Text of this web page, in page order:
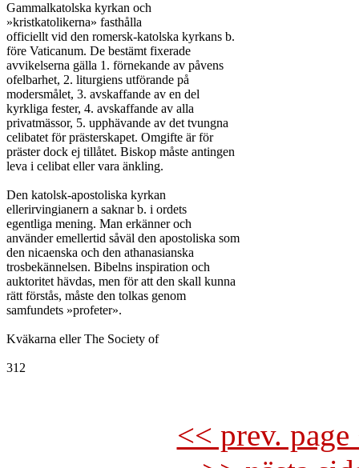
Gammalkatolska kyrkan och
»kristkatolikerna» fasthålla
officiellt vid den romersk-katolska kyrkans b.
före Vaticanum. De bestämt fixerade
avvikelserna gälla 1. förnekande av påvens
ofelbarhet, 2. liturgiens utförande på
modersmålet, 3. avskaffande av en del
kyrkliga fester, 4. avskaffande av alla
privatmässor, 5. upphävande av det tvungna
celibatet för prästerskapet. Omgifte är för
präster dock ej tillåtet. Biskop måste antingen
leva i celibat eller vara änkling.
Den katolsk-apostoliska kyrkan
ellerirvingianern a saknar b. i ordets
egentliga mening. Man erkänner och
använder emellertid såväl den apostoliska som
den nicaenska och den athanasianska
trosbekännelsen. Bibelns inspiration och
auktoritet hävdas, men för att den skall kunna
rätt förstås, måste den tolkas genom
samfundets »profeter».
Kväkarna eller The Society of
312
<< prev.